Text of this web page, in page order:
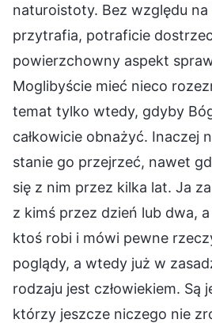
naturoistoty. Bez względu
przytrafia, potraficie
powierzchowny aspekt
Moglibyście mieć nieco
temat tylko wtedy, gdyby
całkowicie obnażyć. Inaczej
stanie go przejrzeć, nawet
się z nim przez kilka lat. Ja
z kimś przez dzień lub dwa,
ktoś robi i mówi pewne
poglądy, a wtedy już w
rodzaju jest człowiekiem. Są
którzy jeszcze niczego nie